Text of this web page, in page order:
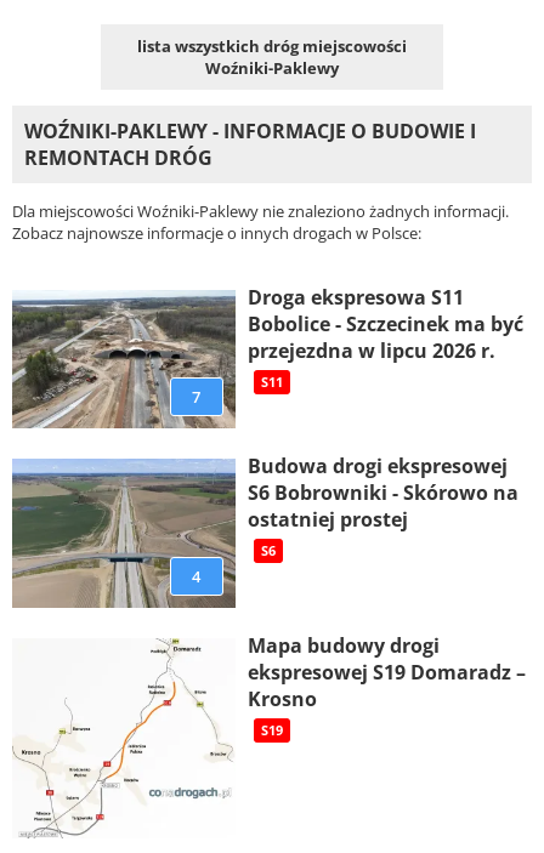
lista wszystkich dróg miejscowości
Woźniki-Paklewy
WOŹNIKI-PAKLEWY - INFORMACJE O BUDOWIE I
REMONTACH DRÓG
Dla miejscowości Woźniki-Paklewy nie znaleziono żadnych informacji.
Zobacz najnowsze informacje o innych drogach w Polsce:
7
Droga ekspresowa S11
Bobolice - Szczecinek ma być
przejezdna w lipcu 2026 r.
S11
4
Budowa drogi ekspresowej
S6 Bobrowniki - Skórowo na
ostatniej prostej
S6
Mapa budowy drogi
ekspresowej S19 Domaradz –
Krosno
S19